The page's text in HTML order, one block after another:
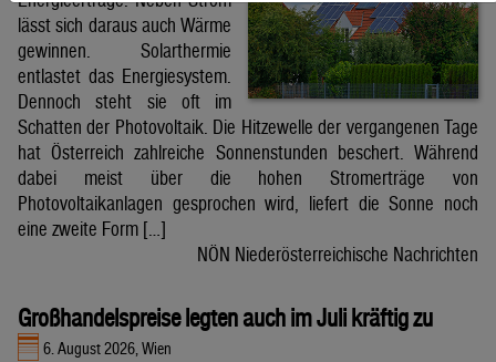
lässt sich daraus auch Wärme
gewinnen. Solarthermie
entlastet das Energiesystem.
Dennoch steht sie oft im
Schatten der Photovoltaik. Die Hitzewelle der vergangenen Tage
hat Österreich zahlreiche Sonnenstunden beschert. Während
dabei meist über die hohen Stromerträge von
Photovoltaikanlagen gesprochen wird, liefert die Sonne noch
eine zweite Form […]
NÖN Niederösterreichische Nachrichten
Großhandelspreise legten auch im Juli kräftig zu
6. August 2026, Wien